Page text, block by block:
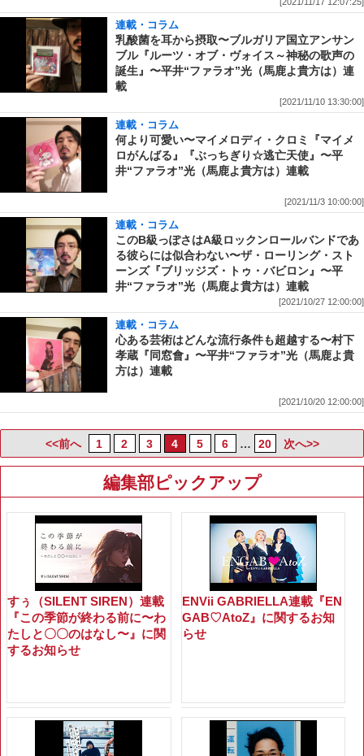
連載・コラム
乳酸菌を耳から摂取〜ブルガリア国立アンサン
ブル『ルーツ・オブ・ヴォイス～神秘の歌声の
誕生』〜平井“ファラオ”光（馬鹿よ貴方は）連
載
[2021/11/10 13:30:00]
連載・コラム
何より可愛い〜マイメロディ・クロミ『マイメ
ロがんばる』『ぶっちぎり☆逃亡天使』〜平
井“ファラオ”光（馬鹿よ貴方は）連載
[2021/11/3 10:00:00]
連載・コラム
このB級っぽさはA級ロックンロールバンドであ
る彼らには似合わない〜ザ・ローリング・スト
ーンズ『ブリッジズ・トゥ・バビロン』〜平
井“ファラオ”光（馬鹿よ貴方は）連載
[2021/10/27 12:00:00]
連載・コラム
心ある芸術はどんな流行条件も超越する〜村下
孝蔵『同窓會』〜平井“ファラオ”光（馬鹿よ貴
方は）連載
[2021/10/20 12:00:00]
<<前へ 1 2 3 4 5 6 … 20 次へ>>
編集部ピックアップ
すぅ（SILENT SIREN）連載
『この季節が終わる前に〜わ
たしと〇〇のはなし〜』に関
するお知らせ
ENVii GABRIELLA連載『EN
GAB♡AtoZ』に関するお知
らせ